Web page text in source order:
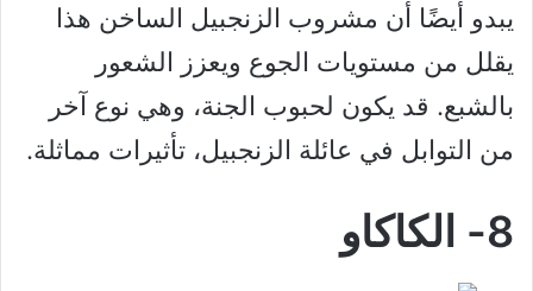
يبدو أيضًا أن مشروب الزنجبيل الساخن هذا
يقلل من مستويات الجوع ويعزز الشعور
بالشبع. قد يكون لحبوب الجنة، وهي نوع آخر
من التوابل في عائلة الزنجبيل، تأثيرات مماثلة.
8- الكاكاو